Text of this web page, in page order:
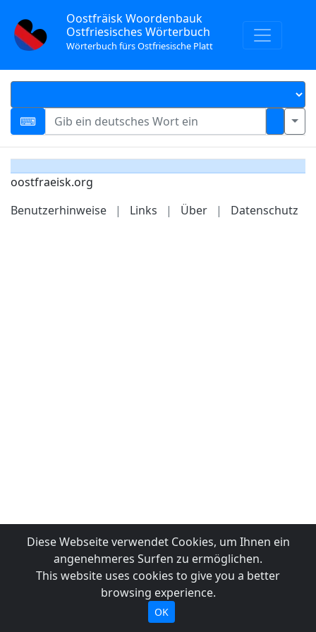
Oostfräisk Woordenbauk
Ostfriesisches Wörterbuch
Wörterbuch fürs Ostfriesische Platt
oostfraeisk.org
Benutzerhinweise
| Links | Über | Datenschutz
Diese Webseite verwendet Cookies, um Ihnen ein
angenehmeres Surfen zu ermöglichen.
This website uses cookies to give you a better
browsing experience.
OK